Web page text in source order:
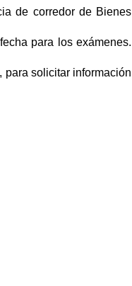
de corredor de Bienes
para los exámenes.
solicitar información